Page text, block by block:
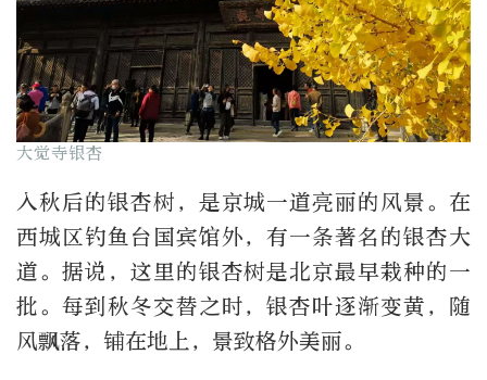
大觉寺银杏
入秋后的银杏树，是京城一道亮丽的风景。在
西城区钓鱼台国宾馆外，有一条著名的银杏大
道。据说，这里的银杏树是北京最早栽种的一
批。每到秋冬交替之时，银杏叶逐渐变黄，随
风飘落，铺在地上，景致格外美丽。